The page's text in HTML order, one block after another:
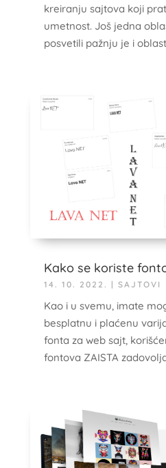
kreiranju sajtova koji
umetnost. Još jedna
posvetili pažnju je i
Kako se koriste
14. 10. 2022. | SAJTOVI
Kao i u svemu, imate
besplatnu i plaćenu
fonta za web sajt,
fontova ZAISTA